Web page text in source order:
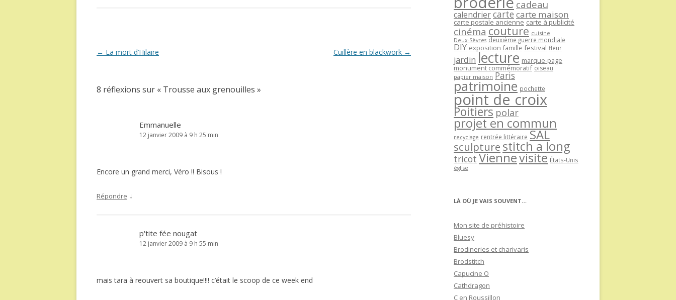
Navigation
← La mort d’Hilaire Cuillère en blackwork →
8 réflexions sur « Trousse aux grenouilles »
Emmanuelle
12 janvier 2009 à 9 h 25 min
Encore un grand merci, Véro !! Bisous !
Répondre ↓
p'tite fée nougat
12 janvier 2009 à 9 h 55 min
mais tara à reouvert sa boutique!!!! c’était le scoop de ce week end
cadeau
calendriercartecarte maison
carte postale ancienne carte à publicité
cinéma couture cuisine
Deux-Sèvres deuxième guerre mondiale
DIY exposition famille festival fleur
jardin lecture marque-page
monument commémoratif oiseau
papier maison Paris
patrimoine pochette
point de croix
Poitiers polar
projet en commun
recyclage rentrée littéraire SAL
sculpture stitch a long
tricot Viennevisite États-Unis
église
LÀ OÙ JE VAIS SOUVENT…
Mon site de préhistoire
Bluesy
Brodineries et charivaris
Brodstitch
Capucine O
Cathdragon
C en Roussillon